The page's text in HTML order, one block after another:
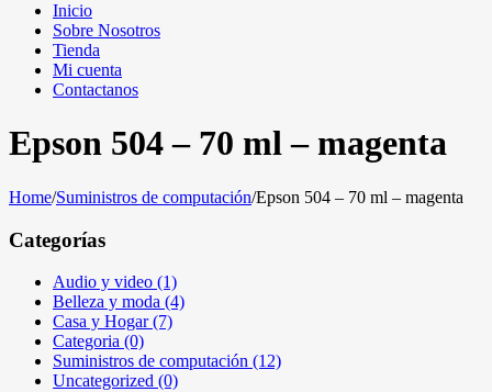
Inicio
Sobre Nosotros
Tienda
Mi cuenta
Contactanos
Epson 504 – 70 ml – magenta
Home/Suministros de computación/Epson 504 – 70 ml – magenta
Categorías
Audio y video (1)
Belleza y moda (4)
Casa y Hogar (7)
Categoria (0)
Suministros de computación (12)
Uncategorized (0)